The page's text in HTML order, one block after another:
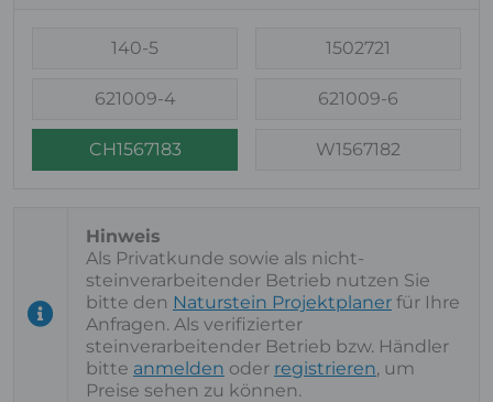
140-5 1502721
621009-4 621009-6
CH1567183 W1567182
Als Privatkunde sowie als nicht-
steinverarbeitender Betrieb nutzen Sie
bitte den Naturstein Projektplaner für Ihre
Anfragen. Als verifizierter
steinverarbeitender Betrieb bzw. Händler
bitte anmelden oder registrieren, um
Preise sehen zu können.